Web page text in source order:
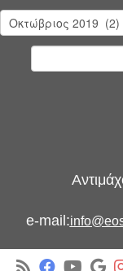
Ιστορικό
άρθρων
e-mail: